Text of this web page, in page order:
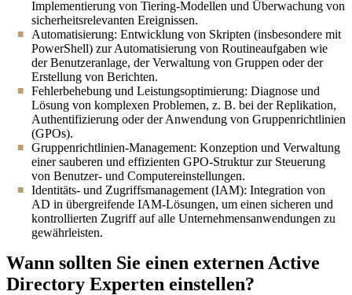
Implementierung von Tiering-Modellen und Überwachung von
sicherheitsrelevanten Ereignissen.
Automatisierung: Entwicklung von Skripten (insbesondere mit
PowerShell) zur Automatisierung von Routineaufgaben wie
der Benutzeranlage, der Verwaltung von Gruppen oder der
Erstellung von Berichten.
Fehlerbehebung und Leistungsoptimierung: Diagnose und
Lösung von komplexen Problemen, z. B. bei der Replikation,
Authentifizierung oder der Anwendung von Gruppenrichtlinien
(GPOs).
Gruppenrichtlinien-Management: Konzeption und Verwaltung
einer sauberen und effizienten GPO-Struktur zur Steuerung
von Benutzer- und Computereinstellungen.
Identitäts- und Zugriffsmanagement (IAM): Integration von
AD in übergreifende IAM-Lösungen, um einen sicheren und
kontrollierten Zugriff auf alle Unternehmensanwendungen zu
gewährleisten.
Wann sollten Sie einen externen Active
Directory Experten einstellen?